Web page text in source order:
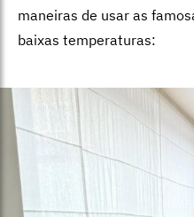
maneiras de usar as
baixas temperaturas: